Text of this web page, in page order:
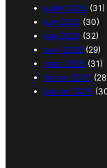
juillet 2025 (31)
juin 2025 (30)
mai 2025 (32)
avril 2025 (29)
mars 2025 (31)
février 2025
janvier 2025